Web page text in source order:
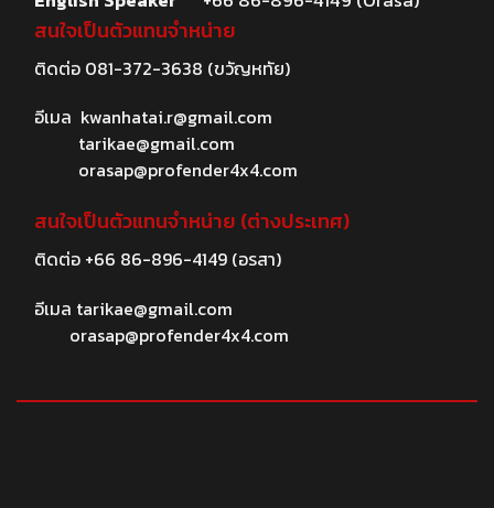
สนใจเป็นตัวแทนจำหน่าย
ติดต่อ 081-372-3638 (ขวัญหทัย)
อีเมล kwanhatai.r@gmail.com
tarikae@gmail.com
orasap@profender4x4.com
สนใจเป็นตัวแทนจำหน่าย (ต่างประเทศ)
ติดต่อ +66 86-896-4149(อรสา)
อีเมล tarikae@gmail.com
orasap@profender4x4.com